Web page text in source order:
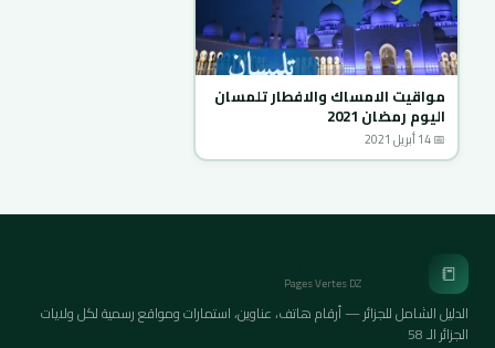
مواقيت الامساك والافطار تلمسان
اليوم رمضان 2021
📅 14 أبريل 2021
📒
Pages Vertes DZ
الدليل الشامل للجزائر — أرقام هاتف، عناوين، استمارات ومواقع رسمية لكل ولايات
الجزائر الـ 58